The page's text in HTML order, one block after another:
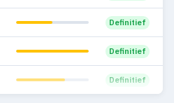
Definitief
Definitief
Definitief